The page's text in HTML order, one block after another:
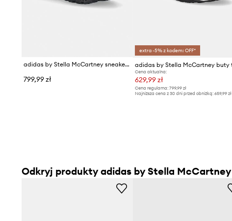
adidas by Stella McCartney sneakersy damskie
799,99 zł
extra -5% z kodem: OFF*
Cena aktualna:
629,99 zł
Cena regularna:799,99 zł
Najniższa cena z 30 dni przed obniżką:659,99 zł
Odkryj produkty adidas by Stella McCartney